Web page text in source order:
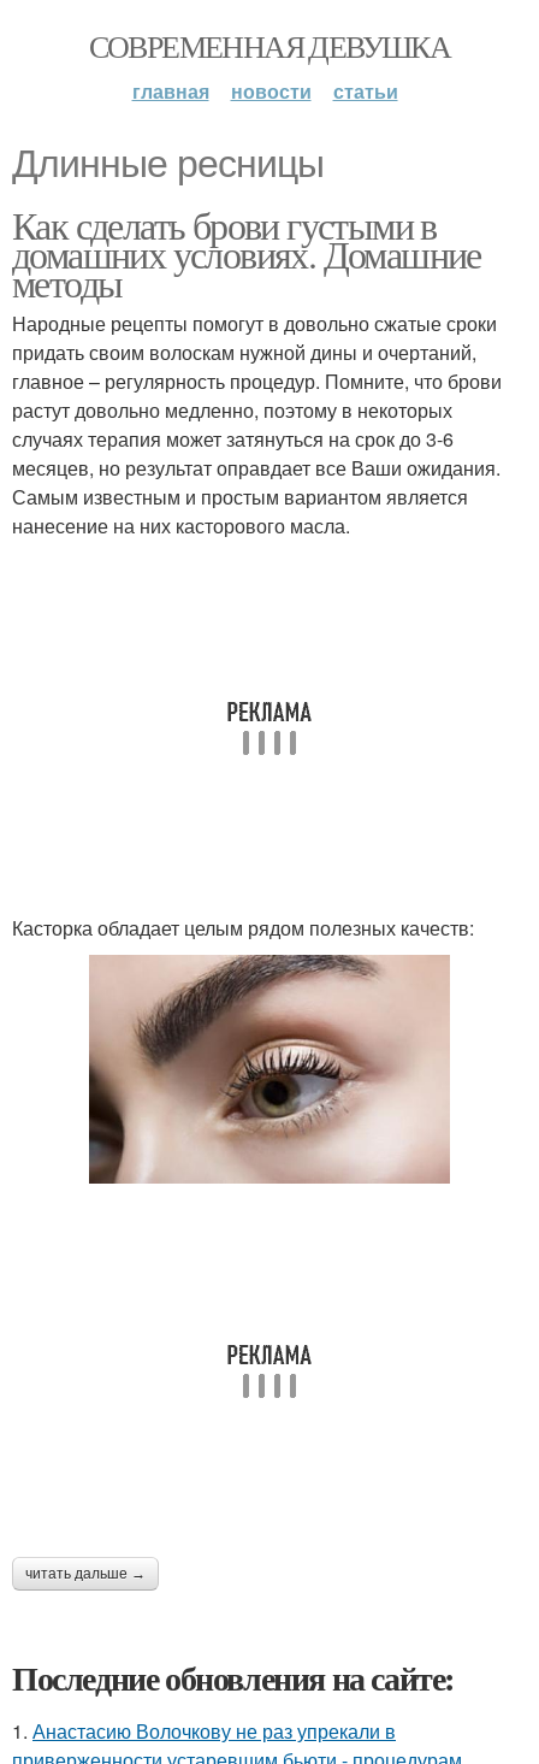
СОВРЕМЕННАЯ ДЕВУШКА
главная новости статьи
Длинные ресницы
Как сделать брови густыми в
домашних условиях. Домашние
методы
Народные рецепты помогут в довольно сжатые сроки
придать своим волоскам нужной дины и очертаний,
главное – регулярность процедур. Помните, что брови
растут довольно медленно, поэтому в некоторых
случаях терапия может затянуться на срок до 3-6
месяцев, но результат оправдает все Ваши ожидания.
Самым известным и простым вариантом является
нанесение на них касторового масла.
Касторка обладает целым рядом полезных качеств:
читать дальше →
Последние обновления на сайте:
1. Анастасию Волочкову не раз упрекали в